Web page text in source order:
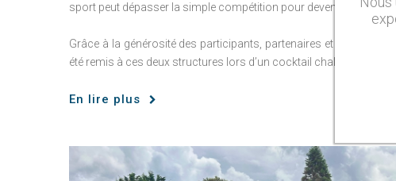
sport peut dépasser la simple compétition pour devenir un
Grâce à la générosité des participants, partenaires et donateurs,
été remis à ces deux structures lors d’un cocktail chaleureux et
En lire plus